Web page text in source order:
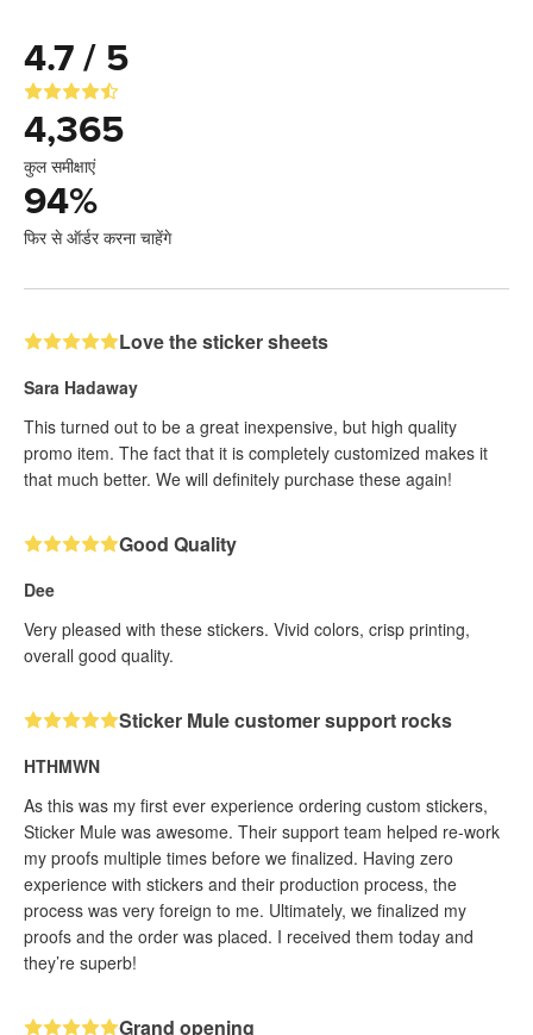
4.7 / 5
4,365
कुल समीक्षाएं
94%
फिर से ऑर्डर करना चाहेंगे
Love the sticker sheets
Sara Hadaway
This turned out to be a great inexpensive, but high quality
promo item. The fact that it is completely customized makes it
that much better. We will definitely purchase these again!
Good Quality
Dee
Very pleased with these stickers. Vivid colors, crisp printing,
overall good quality.
Sticker Mule customer support rocks
HTHMWN
As this was my first ever experience ordering custom stickers,
Sticker Mule was awesome. Their support team helped re-work
my proofs multiple times before we finalized. Having zero
experience with stickers and their production process, the
process was very foreign to me. Ultimately, we finalized my
proofs and the order was placed. I received them today and
they’re superb!
Grand opening